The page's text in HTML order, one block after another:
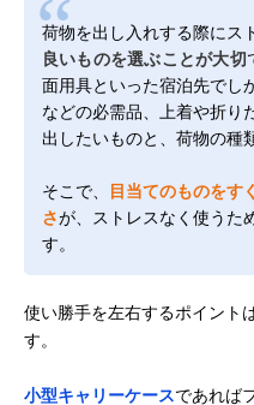
荷物を出し入れする際にス
良いものを選ぶことが大切
面用具といった宿泊先でし
などの必需品、上着や折り
出したいものと、荷物の種
そこで、
目当てのものをす
さが、ストレスなく使うた
す。
使い勝手を左右するポイント
す。
小型キャリーケースであれば